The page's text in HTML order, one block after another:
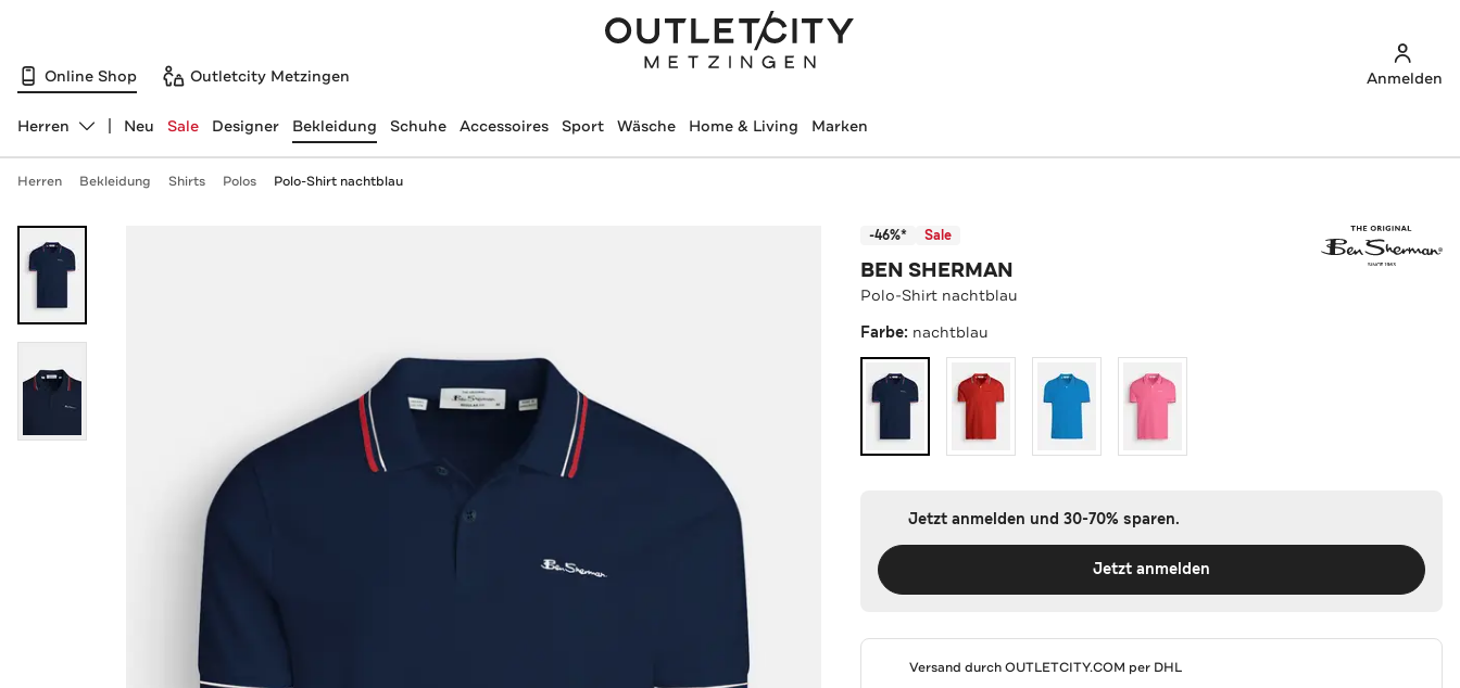
Online Shop Outletcity Metzingen Anmelden
Abteilung ändern, ausgewählt:
Herren Neu Sale Designer Bekleidung Schuhe Accessoires Sport Wäsche Home & Living Marken
Herren Bekleidung Shirts Polos Polo-Shirt nachtblau
-46%* Sale
BEN SHERMAN
Polo-Shirt nachtblau
Farbe: nachtblau
Jetzt anmelden und 30-70% sparen.
Jetzt anmelden
Versand durchOUTLETCITY.COM per DHL